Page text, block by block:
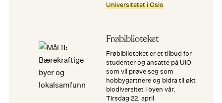
Universitetet i Oslo
Frøbiblioteket
Frøbiblioteket er et tilbud for
studenter og ansatte på UiO
som vil prøve seg som
hobbygartnere og bidra til økt
biodiversitet i byen vår.
tirsdag 22. april